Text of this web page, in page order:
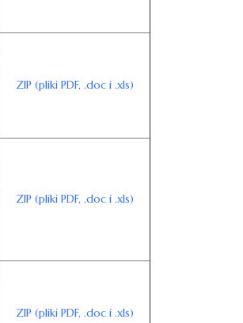
ZIP (pliki PDF, .doc i .xls)
ZIP (pliki PDF, .doc i .xls)
ZIP (pliki PDF, .doc i .xls)